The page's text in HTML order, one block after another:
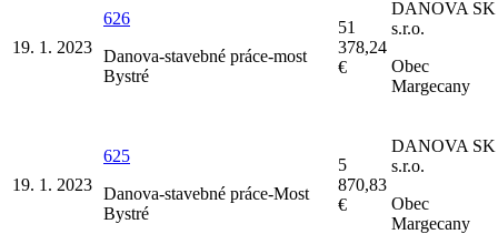
19. 1. 2023
626
Danova-stavebné práce-most
Bystré
51
378,24
€
DANOVA SK
s.r.o.
Obec
Margecany
19. 1. 2023
625
Danova-stavebné práce-Most
Bystré
5
870,83
€
DANOVA SK
s.r.o.
Obec
Margecany